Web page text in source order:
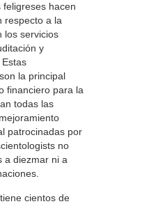
feligreses hacen
respecto a la
los servicios
y
la principal
financiero para la
todas las
patrocinadas por
no
a diezmar ni a
cientos de